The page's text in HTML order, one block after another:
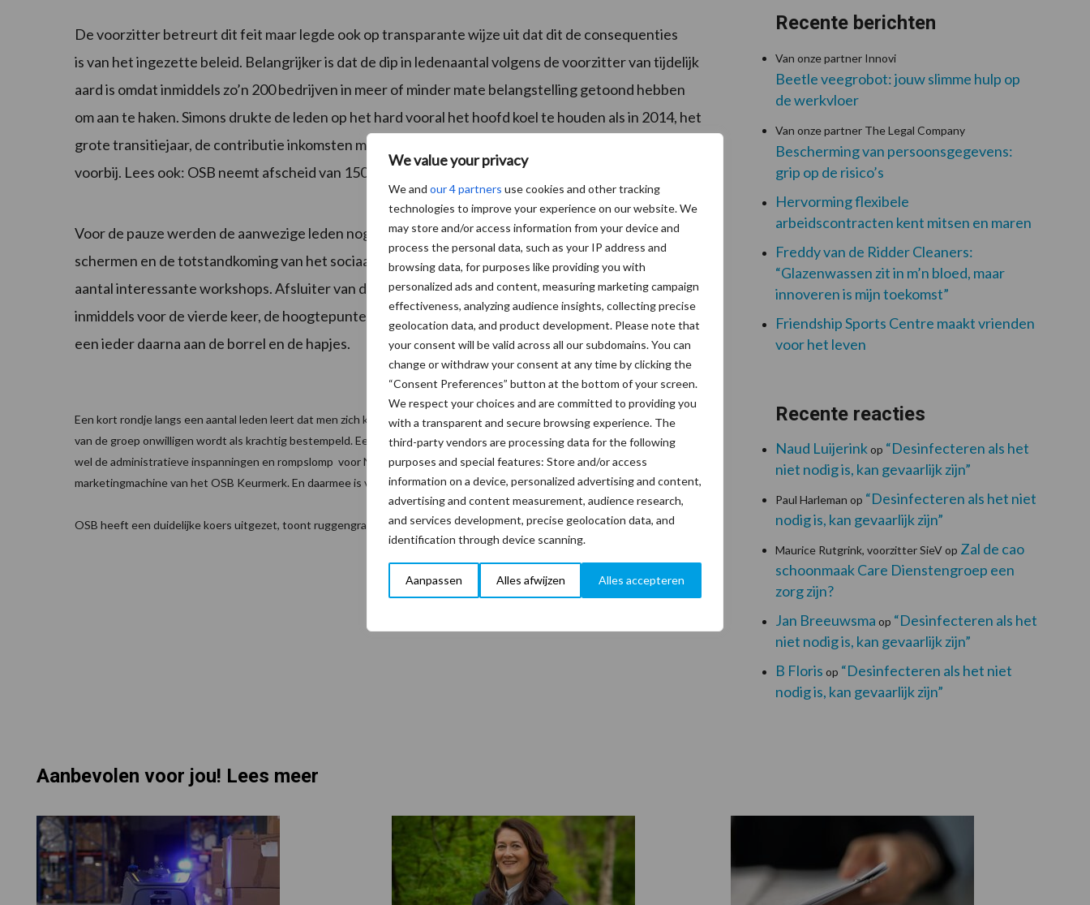
We value your privacy
We and our 4 partners use cookies and other tracking
technologies to improve your experience on our website. We
may store and/or access information from your device and
process the personal data, such as your IP address and
browsing data, for purposes like providing you with
personalized ads and content, measuring marketing campaign
effectiveness, analyzing audience insights, collecting precise
geolocation data, and product development. Please note that
your consent will be valid across all our subdomains. You can
change or withdraw your consent at any time by clicking the
“Consent Preferences” button at the bottom of your screen.
We respect your choices and are committed to providing you
with a transparent and secure browsing experience. The
third-party vendors are processing data for the following
purposes and special features: Store and/or access
information on a device, personalized advertising and content,
advertising and content measurement, audience research,
and services development, precise geolocation data, and
identification through device scanning.
Aanpassen Alles afwijzen Alles accepteren
De voorzitter betreurt dit feit maar legde ook op transparante wijze uit dat dit de consequenties
is van het ingezette beleid. Belangrijker is dat de dip in ledenaantal volgens de voorzitter van tijdelijk
aard is omdat inmiddels zo’n 200 bedrijven in meer of minder mate belangstelling getoond hebben
om aan te haken. Simons drukte de leden op het hard vooral het hoofd koel te houden als in 2014, het
grote transitiejaar, de contributie inkomsten mogelijk onder druk komen te staan. Want dit alles gaat
voorbij. Lees ook: OSB neemt afscheid van 150 leden.
Voor de pauze werden de aanwezige leden nog getrakteerd op een kijkje achter de Haagse
schermen en de totstandkoming van het sociaal akkoord. Na de pauze kon gekozen worden uit een
aantal interessante workshops. Afsluiter van de middag was cabaretier Marcel Stevens die,
inmiddels voor de vierde keer, de hoogtepunten van de dag hilarisch aan elkaar reeg. Tevreden kon
een ieder daarna aan de borrel en de hapjes.
Een kort rondje langs een aantal leden leert dat men zich kan vinden in de uitgezette koers. Met name het afscheid nemen
van de groep onwilligen wordt als krachtig bestempeld. Een nieuw lid stelde voor zichzelf nuchter vast dat het dom zou zijn
wel de administratieve inspanningen en rompslomp voor NEN 4400 te plegen maar niet aan te haken bij de
marketingmachine van het OSB Keurmerk. En daarmee is veel gezegd.
OSB heeft een duidelijke koers uitgezet, toont ruggengraat en snoert daarmee sceptici de mond. En dat verdient respect!
Recente berichten
Van onze partner Innovi
Beetle veegrobot: jouw slimme hulp op
de werkvloer
Van onze partner The Legal Company
Bescherming van persoonsgegevens:
grip op de risico’s
Hervorming flexibele
arbeidscontracten kent mitsen en maren
Freddy van de Ridder Cleaners:
“Glazenwassen zit in m’n bloed, maar
innoveren is mijn toekomst”
Friendship Sports Centre maakt vrienden
voor het leven
Recente reacties
Naud Luijerinkop “Desinfecteren als het
niet nodig is, kan gevaarlijk zijn”
Paul Harleman op “Desinfecteren als het niet
nodig is, kan gevaarlijk zijn”
Maurice Rutgrink, voorzitter SieVop Zal de cao
schoonmaak Care Dienstengroep een
zorg zijn?
Jan Breeuwsma op “Desinfecteren als het
niet nodig is, kan gevaarlijk zijn”
B Floris op “Desinfecteren als het niet
nodig is, kan gevaarlijk zijn”
Aanbevolen voor jou! Lees meer